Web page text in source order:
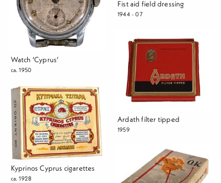
Fist aid field dressing
1944 - 07
Watch ‘Cyprus’
ca. 1950
Ardath filter tipped
1959
Kyprinos Cyprus cigarettes
ca. 1928